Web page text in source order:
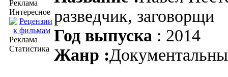
Реклама
Интересное
Реклама
Статистика
разведчик, заговорщи
Год выпуска : 2014
Жанр :